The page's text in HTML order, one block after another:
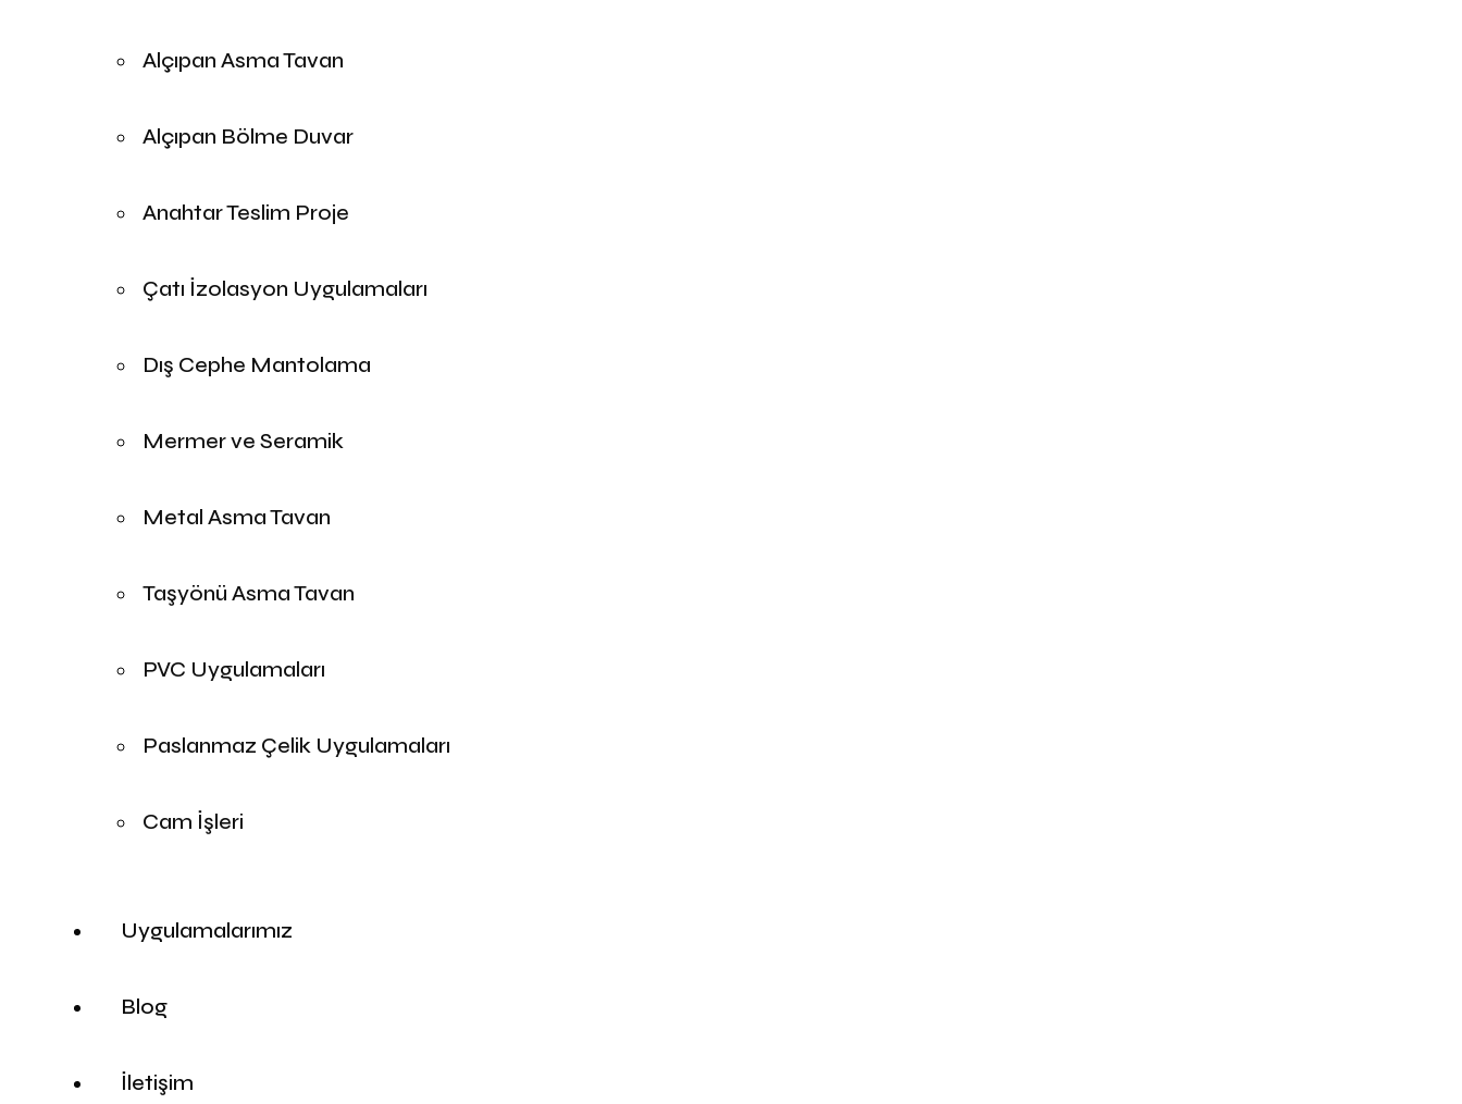
Alçıpan Asma Tavan
Alçıpan Bölme Duvar
Anahtar Teslim Proje
Çatı İzolasyon Uygulamaları
Dış Cephe Mantolama
Mermer ve Seramik
Metal Asma Tavan
Taşyönü Asma Tavan
PVC Uygulamaları
Paslanmaz Çelik Uygulamaları
Cam İşleri
Uygulamalarımız
Blog
İletişim